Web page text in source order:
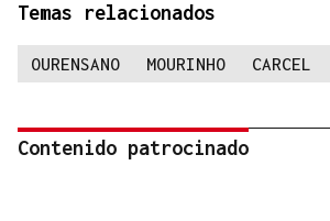
Temas relacionados
OURENSANO MOURINHO CARCEL
Contenido patrocinado